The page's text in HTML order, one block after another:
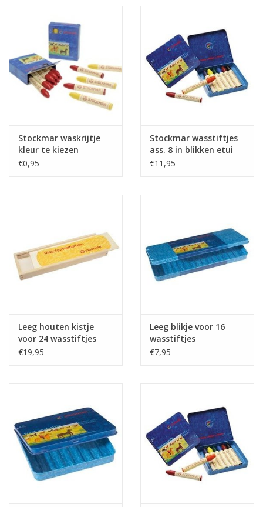
Verkleedkledij
Verhuur: Dans en
Theaterkostuums
Choreografie
Stockmar waskrijtje
kleur te kiezen
€0,95
Stockmar wasstiftjes
ass. 8 in blikken etui
€11,95
Leeg houten kistje
voor 24 wasstiftjes
€19,95
Leeg blikje voor 16
wasstiftjes
€7,95